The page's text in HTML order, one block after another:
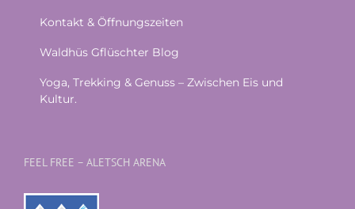
Kontakt & Öffnungszeiten
Waldhüs Gflüschter Blog
Yoga, Trekking & Genuss – Zwischen Eis und
Kultur.
FEEL FREE – ALETSCH ARENA